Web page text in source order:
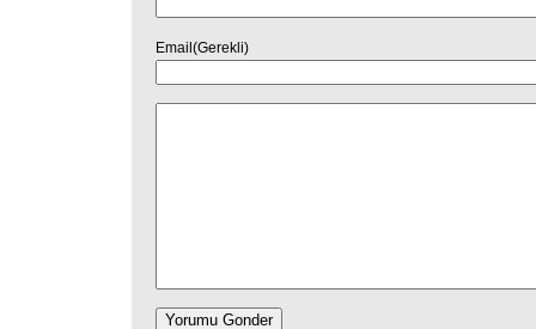
Email(Gerekli)